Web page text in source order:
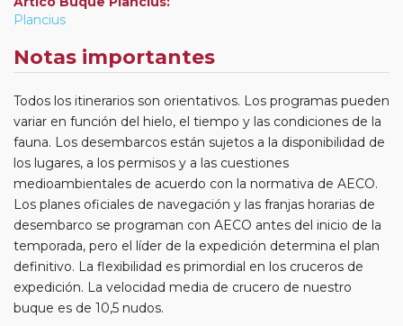
Plancius
Notas importantes
Todos los itinerarios son orientativos. Los programas pueden
variar en función del hielo, el tiempo y las condiciones de la
fauna. Los desembarcos están sujetos a la disponibilidad de
los lugares, a los permisos y a las cuestiones
medioambientales de acuerdo con la normativa de AECO.
Los planes oficiales de navegación y las franjas horarias de
desembarco se programan con AECO antes del inicio de la
temporada, pero el líder de la expedición determina el plan
definitivo. La flexibilidad es primordial en los cruceros de
expedición. La velocidad media de crucero de nuestro
buque es de 10,5 nudos.